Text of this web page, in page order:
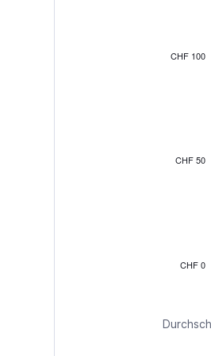
The
values.
CHF 0
CHF 50
CHF 100